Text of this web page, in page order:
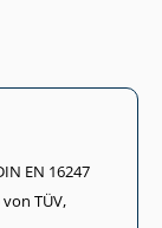
EN 16247
TÜV,